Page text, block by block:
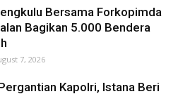
Bersama Forkopimda
Bagikan 5.000 Bendera
7, 2026
Kapolri, Istana Beri